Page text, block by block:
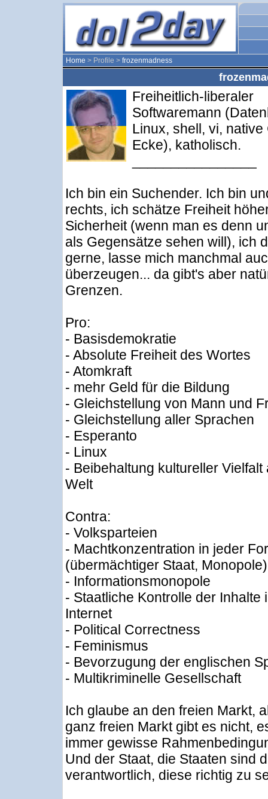
Home > Profile > frozenmadness
Freiheitlich-liberaler
Softwaremann
Linux, shell, vi, native
Ecke), katholisch.
Ich bin ein Suchender. Ich bin
rechts, ich schätze Freiheit
Sicherheit (wenn man es denn
als Gegensätze sehen will), ich
gerne, lasse mich manchmal
überzeugen... da gibt's aber
Grenzen.
Pro:
- Basisdemokratie
- Absolute Freiheit des Wortes
- Atomkraft
- mehr Geld für die Bildung
- Gleichstellung von Mann und
- Gleichstellung aller Sprachen
- Esperanto
- Linux
- Beibehaltung kultureller Vielfalt
Welt
Contra:
- Volksparteien
- Machtkonzentration in jeder
(übermächtiger Staat, Monopole)
- Informationsmonopole
- Staatliche Kontrolle der Inhalte
Internet
- Political Correctness
- Feminismus
- Bevorzugung der englischen
- Multikriminelle Gesellschaft
Ich glaube an den freien Markt,
ganz freien Markt gibt es nicht,
immer gewisse
Und der Staat, die Staaten sind
verantwortlich, diese richtig zu